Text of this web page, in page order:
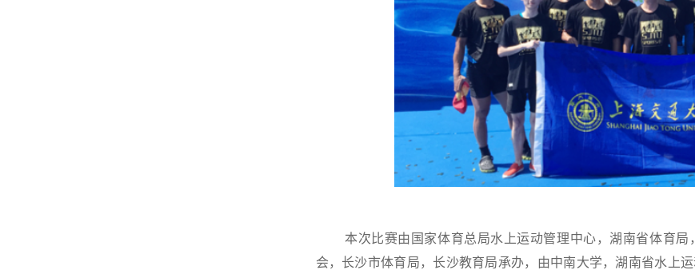
本次比赛由国家体育总局水上运动管理中心，湖南省体育
会，长沙市体育局，长沙教育局承办，由中南大学，湖南省水上